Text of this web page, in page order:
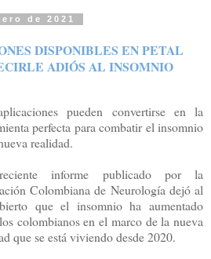
de 2021
DISPONIBLES EN PETAL
ADIÓS AL INSOMNIO
pueden convertirse en la
perfecta para combatir el insomnio
realidad.
informe publicado por la
Colombiana de Neurología dejó al
que el insomnio ha aumentado
colombianos en el marco de la nueva
que se está viviendo desde 2020.